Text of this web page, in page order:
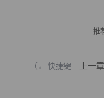
推
（← 快捷键 上一章